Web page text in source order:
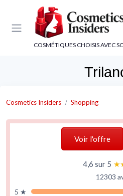
COSMÉTIQUES CHOISIS AVEC
Cosmetics Insiders Shopping
Voir l'offre
4,6 sur 5
12303
5 ★
Panneau de gestion des cookies